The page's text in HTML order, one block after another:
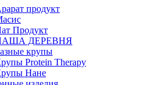
продукт
Продукт
ДЕРЕВНЯ
крупы
Protein Therapy
Нане